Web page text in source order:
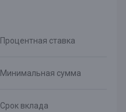
Процентная ставка
Минимальная сумма
Срок вклада